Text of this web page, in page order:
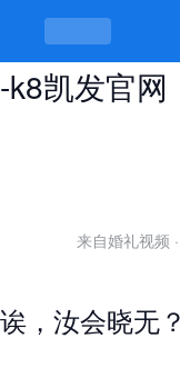
大连约床服
-k8凯发官网
来自婚礼视频 ·
诶，汝会晓无